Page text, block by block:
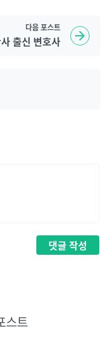
다음 포스트
출신 변호사
댓글 작성
스트